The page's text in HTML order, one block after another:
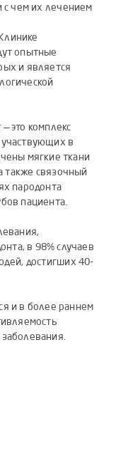
с чем их лечением
опытные
и является
это комплекс
в
мягкие ткани
также связочный
пародонта
пациента.
в 98% случаев
достигших 40-
и в более раннем